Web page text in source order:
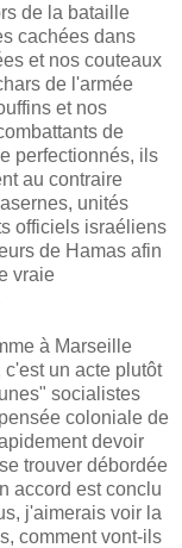
de la bataille
cachées dans
et nos couteaux
de l'armée
et nos
de
perfectionnés, ils
au contraire
unités
officiels israéliens
de Hamas afin
vraie
à Marseille
un acte plutôt
socialistes
coloniale de
devoir
trouver débordée
accord est conclu
j'aimerais voir la
comment vont-ils